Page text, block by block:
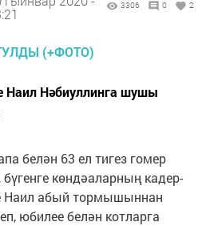
3306 0 2
Наил Нәбиуллинга шушы
белән 63 ел тигез гомер
көндәаларның кадер-
Наил абый тормышыннан
юбилее белән котларга